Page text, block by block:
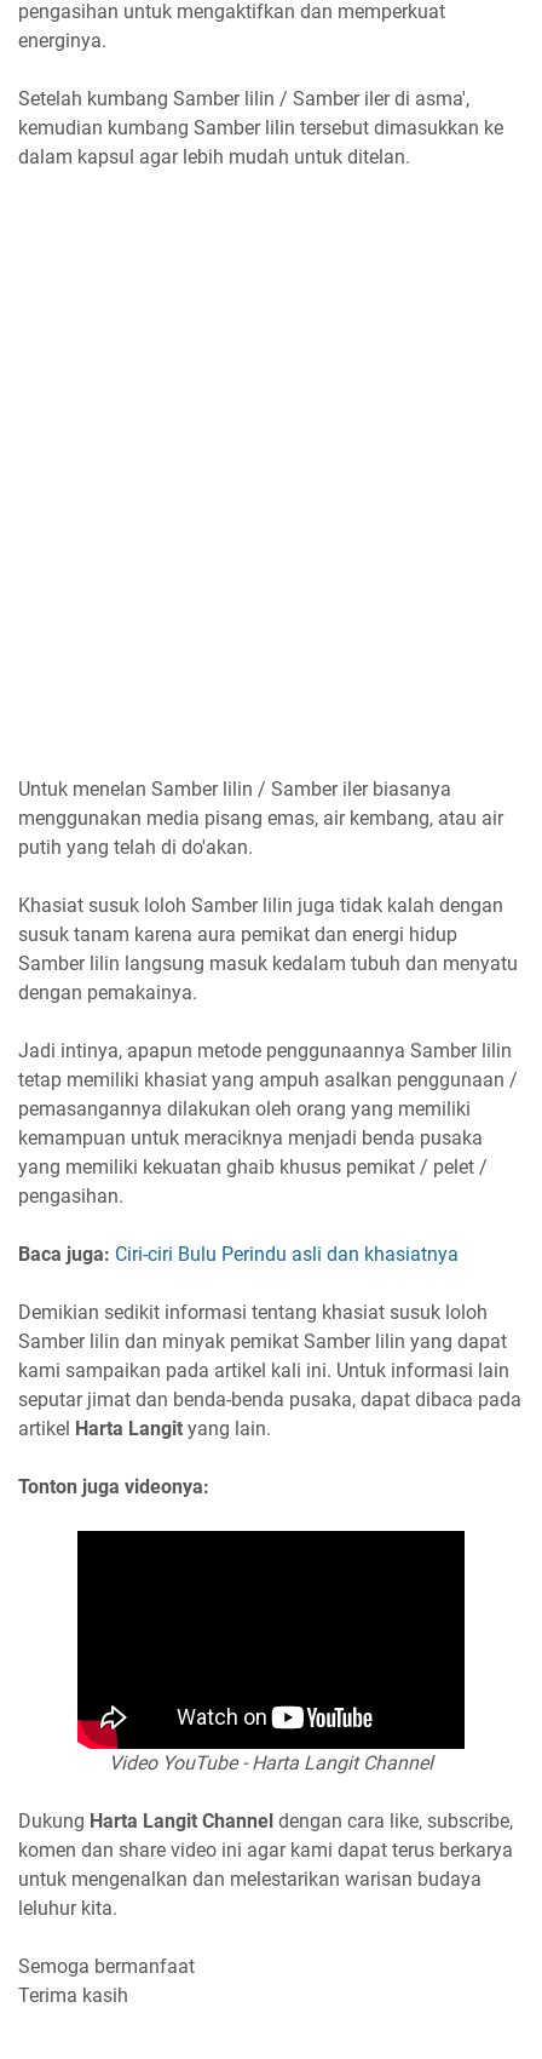
pengasihan untuk mengaktifkan dan memperkuat
energinya.
Setelah kumbang Samber lilin / Samber iler di asma',
kemudian kumbang Samber lilin tersebut dimasukkan ke
dalam kapsul agar lebih mudah untuk ditelan.
Untuk menelan Samber lilin / Samber iler biasanya
menggunakan media pisang emas, air kembang, atau air
putih yang telah di do'akan.
Khasiat susuk loloh Samber lilin juga tidak kalah dengan
susuk tanam karena aura pemikat dan energi hidup
Samber lilin langsung masuk kedalam tubuh dan menyatu
dengan pemakainya.
Jadi intinya, apapun metode penggunaannya Samber lilin
tetap memiliki khasiat yang ampuh asalkan penggunaan /
pemasangannya dilakukan oleh orang yang memiliki
kemampuan untuk meraciknya menjadi benda pusaka
yang memiliki kekuatan ghaib khusus pemikat / pelet /
pengasihan.
Baca juga: Ciri-ciri Bulu Perindu asli dan khasiatnya
Demikian sedikit informasi tentang khasiat susuk loloh
Samber lilin dan minyak pemikat Samber lilin yang dapat
kami sampaikan pada artikel kali ini. Untuk informasi lain
seputar jimat dan benda-benda pusaka, dapat dibaca pada
artikel Harta Langit yang lain.
Tonton juga videonya:
Video YouTube - Harta Langit Channel
Dukung Harta Langit Channel dengan cara like, subscribe,
komen dan share video ini agar kami dapat terus berkarya
untuk mengenalkan dan melestarikan warisan budaya
leluhur kita.
Semoga bermanfaat
Terima kasih